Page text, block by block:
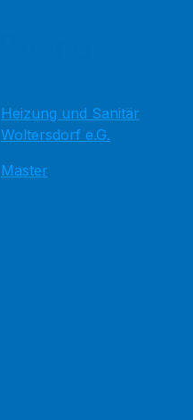
Heizung und Sanitär
Woltersdorf e.G.
Master